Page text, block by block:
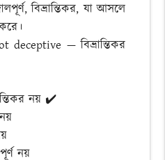
বিভ্রান্তিকর, যা আসলে
deceptive — বিভ্রান্তিকর
নয় ✔️
নয়